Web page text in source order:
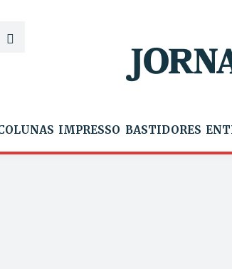
IMPRESSO BASTIDORES